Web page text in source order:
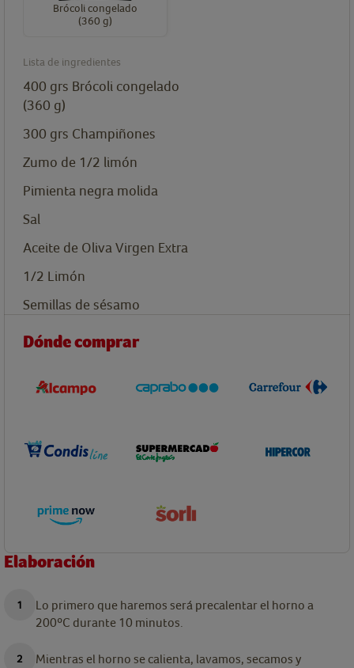
Brócoli congelado
(360 g)
Lista de ingredientes
400 grs Brócoli congelado
(360 g)
300 grs Champiñones
Zumo de 1/2 limón
Pimienta negra molida
Sal
Aceite de Oliva Virgen Extra
1/2 Limón
Semillas de sésamo
Dónde comprar
Elaboración
Lo primero que haremos será precalentar el horno a
200ºC durante 10 minutos.
Mientras el horno se calienta, lavamos, secamos y